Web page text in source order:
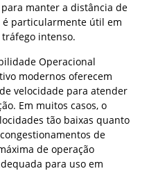
manter a distância de
é particularmente útil em
intenso.
Operacional
modernos oferecem
velocidade para atender
Em muitos casos, o
tão baixas quanto
de
de operação
para uso em